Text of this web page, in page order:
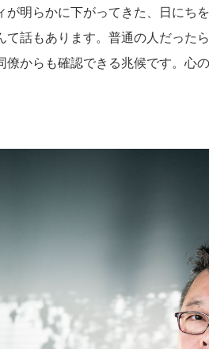
が明らかに下がってきた、日に
話もあります。普通の人だった
からも確認できる兆候です。心